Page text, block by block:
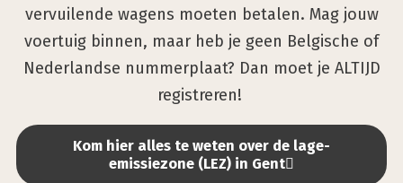
vervuilende wagens moeten betalen. Mag jouw
voertuig binnen, maar heb je geen Belgische of
Nederlandse nummerplaat? Dan moet je ALTIJD
registreren!
Kom hier alles te weten over de lage-
emissiezone (LEZ) in Gent
lage-
emis­
ne
ligt